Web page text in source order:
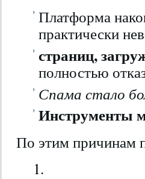
Платформа
практически
страниц,
полностью
Спама стало
Инструменты
По этим причинам